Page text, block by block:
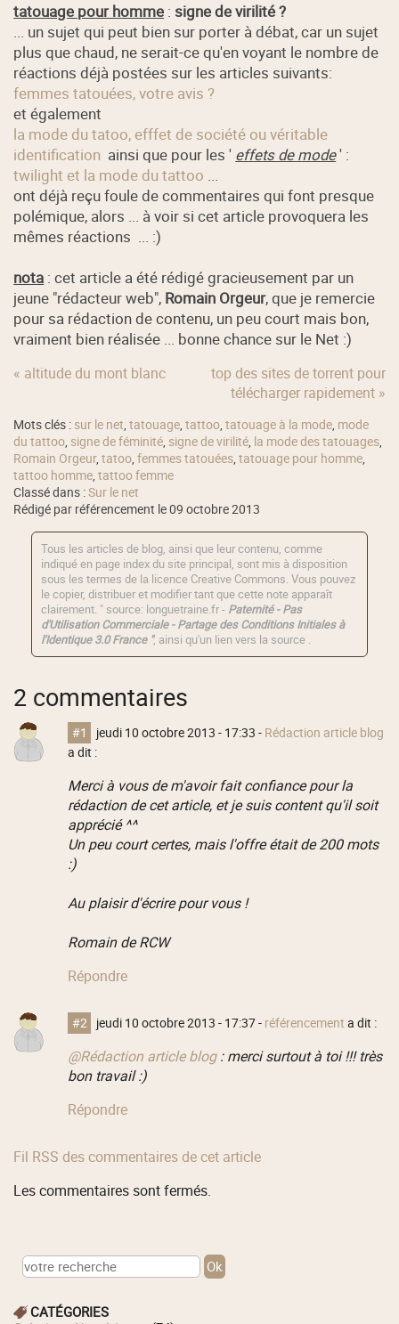
tatouage pour homme : signe de virilité ?
... un sujet qui peut bien sur porter à débat, car un sujet
plus que chaud, ne serait-ce qu'en voyant le nombre de
réactions déjà postées sur les articles suivants:
femmes tatouées, votre avis ?
et également
la mode du tatoo, efffet de société ou véritable
identification ainsi que pour les ' effets de mode' :
twilight et la mode du tattoo ...
ont déjà reçu foule de commentaires qui font presque
polémique, alors ... à voir si cet article provoquera les
mêmes réactions ... :)
nota : cet article a été rédigé gracieusement par un
jeune "rédacteur web", Romain Orgeur, que je remercie
pour sa rédaction de contenu, un peu court mais bon,
vraiment bien réalisée ... bonne chance sur le Net :)
« altitude du mont blanc
top des sites de torrent pour
télécharger rapidement »
Mots clés : sur le net,tatouage,tattoo,tatouage à la mode, mode
du tattoo, signe de féminité, signe de virilité, la mode des tatouages,
Romain Orgeur,tatoo,femmes tatouées,tatouage pour homme,
tattoo homme,tattoo femme
Classé dans :Sur le net
Rédigé par référencement le 09 octobre 2013
Tous les articles de blog, ainsi que leur contenu, comme
indiqué en page index du site principal, sont mis à disposition
sous les termes de la licence Creative Commons. Vous pouvez
le copier, distribuer et modifier tant que cette note apparaît
clairement. " source: longuetraine.fr - Paternité - Pas
d'Utilisation Commerciale - Partage des Conditions Initiales à
l'Identique 3.0 France ", ainsi qu'un lien vers la source .
2 commentaires
#1 jeudi 10 octobre 2013 - 17:33 - Rédaction article blog
a dit :
Merci à vous de m'avoir fait confiance pour la
rédaction de cet article, et je suis content qu'il soit
apprécié ^^
Un peu court certes, mais l'offre était de 200 mots
:)
Au plaisir d'écrire pour vous !
Romain de RCW
Répondre
#2 jeudi 10 octobre 2013 - 17:37- référencement a dit :
@Rédaction article blog: merci surtout à toi !!! très
bon travail :)
Répondre
Fil RSS des commentaires de cet article
Les commentaires sont fermés.
CATÉGORIES